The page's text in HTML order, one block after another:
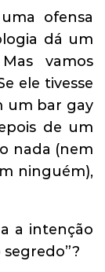
ofensa
dá um
vamos
ele tivesse
um bar gay
de um
nada (nem
ninguém),
a intenção